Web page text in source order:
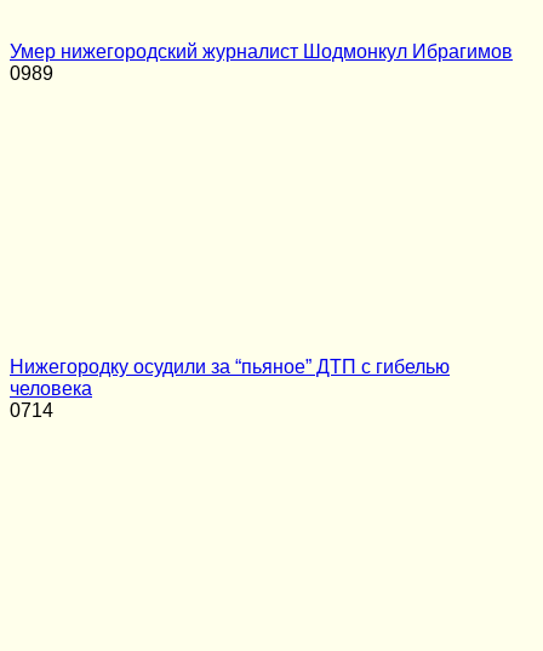
Умер нижегородский журналист Шодмонкул Ибрагимов
0989
Нижегородку осудили за “пьяное” ДТП с гибелью
человека
0714